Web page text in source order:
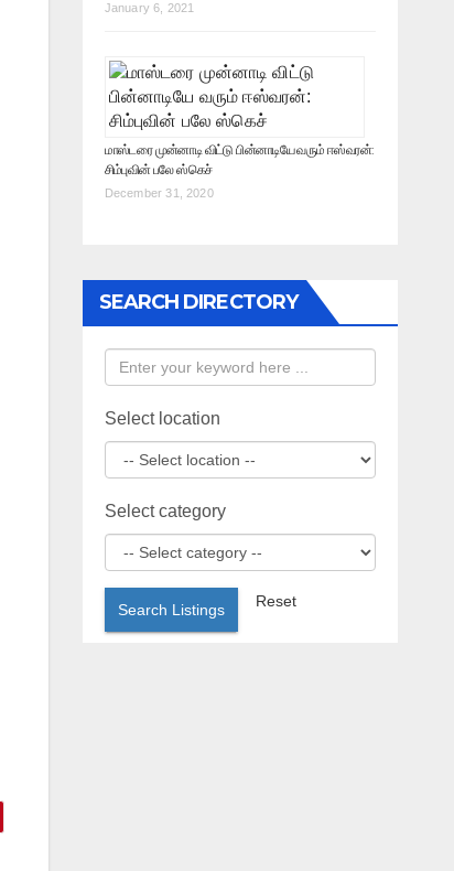
January 6, 2021
மாஸ்டரை முன்னாடி விட்டு பின்னாடியே வரும் ஈஸ்வரன்:
சிம்புவின் பலே ஸ்கெச்
December 31, 2020
SEARCH DIRECTORY
Select location
Select category
Search Listings Reset